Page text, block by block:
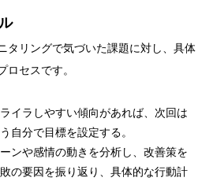
タリングで気づいた課題に対し、具体
ロセスです。
イラしやすい傾向があれば、次回は
自分で目標を設定する。
ンや感情の動きを分析し、改善策を
の要因を振り返り、具体的な行動計